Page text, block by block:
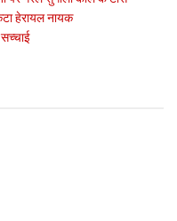
हेरायल नायक